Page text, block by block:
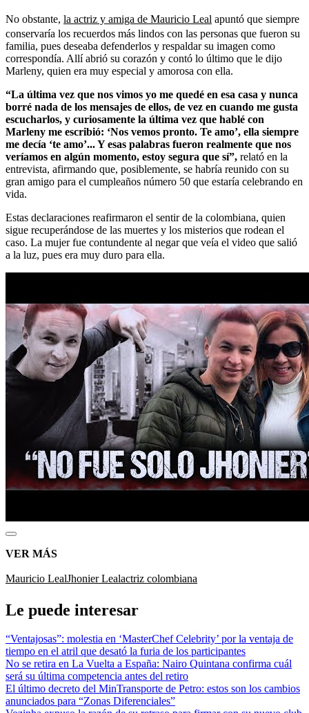
No obstante, la actriz y amiga de Mauricio Leal apuntó que siempre
conservaría los recuerdos más lindos con las personas que fueron su
familia, pues deseaba defenderlos y respaldar su imagen como
correspondía. Allí abrió su corazón y contó lo último que le dijo
Marleny, quien era muy especial y amorosa con ella.
“La última vez que nos vimos yo me quedé en esa casa y nunca
borré nada de los mensajes de ellos, de vez en cuando me gusta
escucharlos, y curiosamente la última vez que hablé con
Marleny me escribió: ‘Nos vemos pronto. Te amo’, ella siempre
me decía ‘te amo’... Y esas palabras fueron realmente que nos
veríamos en algún momento, estoy segura que sí”, relató en la
entrevista, afirmando que, posiblemente, se habría reunido con su
gran amigo para el cumpleaños número 50 que estaría celebrando en
vida.
Estas declaraciones reafirmaron el sentir de la colombiana, quien
sigue recuperándose de las muertes y los misterios que rodean el
caso. La mujer fue contundente al negar que veía el video que salió
a la luz, pues era muy duro para ella.
VER MÁS
Mauricio LealJhonier Lealactriz colombiana
Le puede interesar
“Ventajosas”: molestia en ‘MasterChef Celebrity’ por la ventaja de
tiempo en el atril que desató la furia de los participantes
No se retira en La Vuelta a España: Nairo Quintana confirma cuál
será su última competencia antes del retiro
El último decreto del MinTransporte de Petro: estos son los cambios
anunciados para “Zonas Diferenciales”